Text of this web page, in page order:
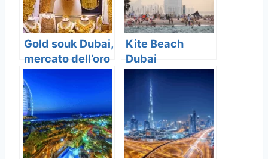
Gold souk Dubai,
mercato dell’oro
a Dubai
Kite Beach
Dubai